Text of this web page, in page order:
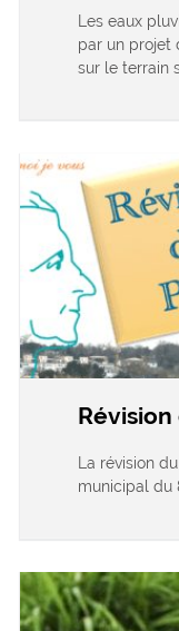
Les eaux
par un projet
sur le terrain
Révision
La révision
municipal du